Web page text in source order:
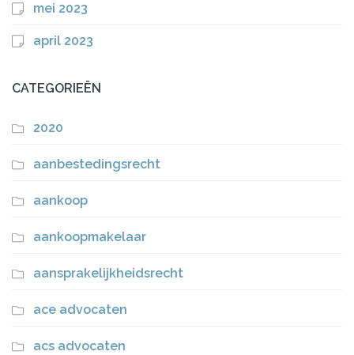
mei 2023
april 2023
CATEGORIEËN
2020
aanbestedingsrecht
aankoop
aankoopmakelaar
aansprakelijkheidsrecht
ace advocaten
acs advocaten